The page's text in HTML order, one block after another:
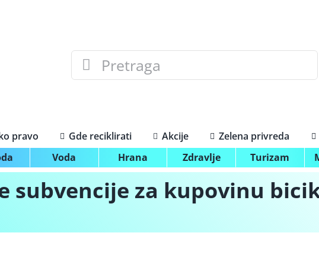
Search
for:
Voda Hrana Zdravlje Turizam
pravo Gde reciklirati Akcije Zelena privreda
subvencije za kupovinu